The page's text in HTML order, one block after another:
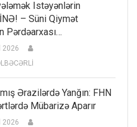
Istəyənlərin
– Süni Qiymət
Pərdəarxası…
2026
Ərazilərdə Yanğın: FHN
Mübarizə Aparır
2026